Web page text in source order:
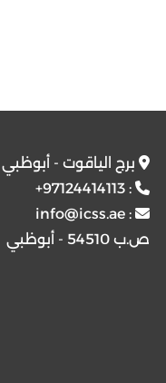
برج الياقوت - أبوظبي
:
+97124414113
:
info@icss.ae
ص.ب 54510 - أبوظبي